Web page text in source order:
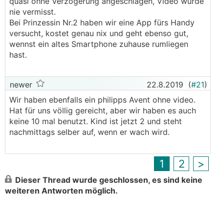
nie vermisst.
Bei Prinzessin Nr.2 haben wir eine App fürs Handy
versucht, kostet genau nix und geht ebenso gut,
wennst ein altes Smartphone zuhause rumliegen
hast.
newer 22.8.2019 (#21)
Wir haben ebenfalls ein philipps Avent ohne video.
Hat für uns völlig gereicht, aber wir haben es auch
keine 10 mal benutzt. Kind ist jetzt 2 und steht
nachmittags selber auf, wenn er wach wird.
1 2 >
Dieser Thread wurde geschlossen, es sind keine
weiteren Antworten möglich.